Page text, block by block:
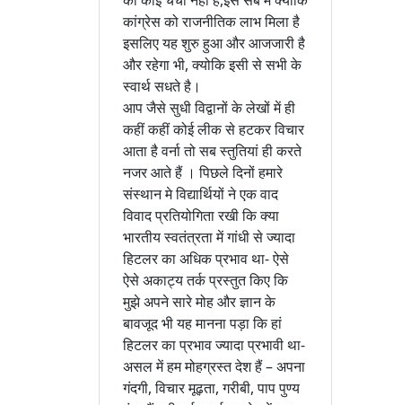
कांग्रेस को राजनीतिक लाभ मिला है
इसलिए यह शुरु हुआ और आजजारी है
और रहेगा भी, क्योकि इसी से सभी के
स्वार्थ सधते है।
आप जैसे सुधी विद्वानों के लेखों में ही
कहीं कहीं कोई लीक से हटकर विचार
आता है वर्ना तो सब स्तुतियां ही करते
नजर आते हैं । पिछले दिनों हमारे
संस्थान मे विद्यार्थियों ने एक वाद
विवाद प्रतियोगिता रखी कि क्या
भारतीय स्वतंत्रता में गांधी से ज्यादा
हिटलर का अधिक प्रभाव था- ऐसे
ऐसे अकाट्य तर्क प्रस्तुत किए कि
मुझे अपने सारे मोह और ज्ञान के
बावजूद भी यह मानना पड़ा कि हां
हिटलर का प्रभाव ज्यादा प्रभावी था-
असल में हम मोहग्रस्त देश हैं – अपना
गंदगी, विचार मूढ़ता, गरीबी, पाप पुण्य